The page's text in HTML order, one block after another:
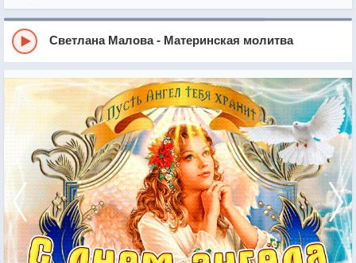
Светлана Малова - Материнская молитва